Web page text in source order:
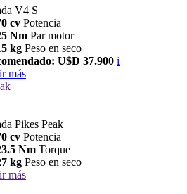
V4 S
cv Potencia
Nm Par motor
kg Peso en seco
U$D 37.900 i
más
Pikes Peak
cv Potencia
Nm Torque
kg Peso en seco
más